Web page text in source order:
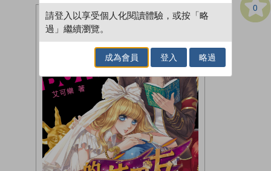
0
請登入以享受個人化閱讀體驗，或按「略
過」繼續瀏覽。
成為會員 登入 略過